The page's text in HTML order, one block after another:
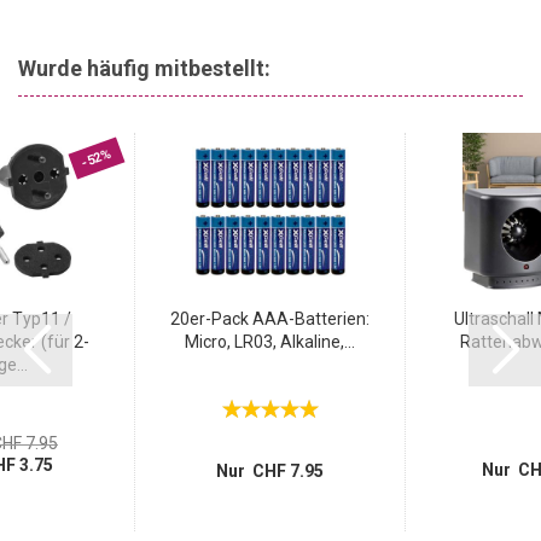
Wurde häufig mitbestellt:
-52%
Typ11 /
(für 2-
7.95
3.75
20er-Pack AAA-Batterien:
Micro, LR03, Alkaline,...
Nur CHF 7.95
Ultraschall
Nur